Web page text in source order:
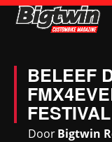
BELEEF
FESTIVAL
DoorBigtwin